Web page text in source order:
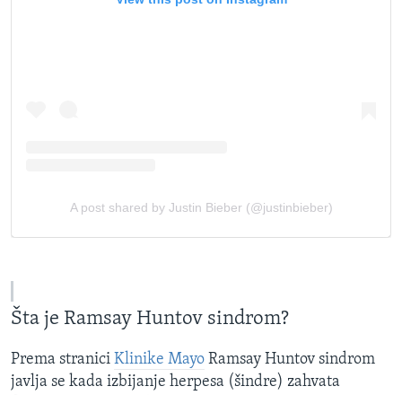
Šta je Ramsay Huntov sindrom?
Prema stranici Klinike Mayo Ramsay Huntov sindrom
javlja se kada izbijanje herpesa (šindre) zahvata